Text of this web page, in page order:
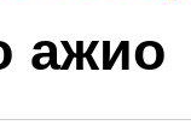
ажио